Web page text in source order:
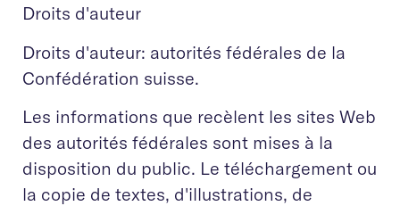
Droits d'auteur
Droits d'auteur: autorités fédérales de la
Confédération suisse.
Les informations que recèlent les sites Web
des autorités fédérales sont mises à la
disposition du public. Le téléchargement ou
la copie de textes, d'illustrations, de